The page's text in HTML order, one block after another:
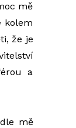
mě
kolem
že je
a
mě